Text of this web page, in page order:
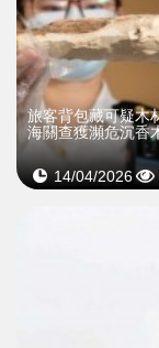
旅客背包藏可疑木
海關查獲瀕危沉香
14/04/2026